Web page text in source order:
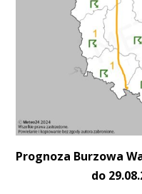
Prognoza Burzowa
do